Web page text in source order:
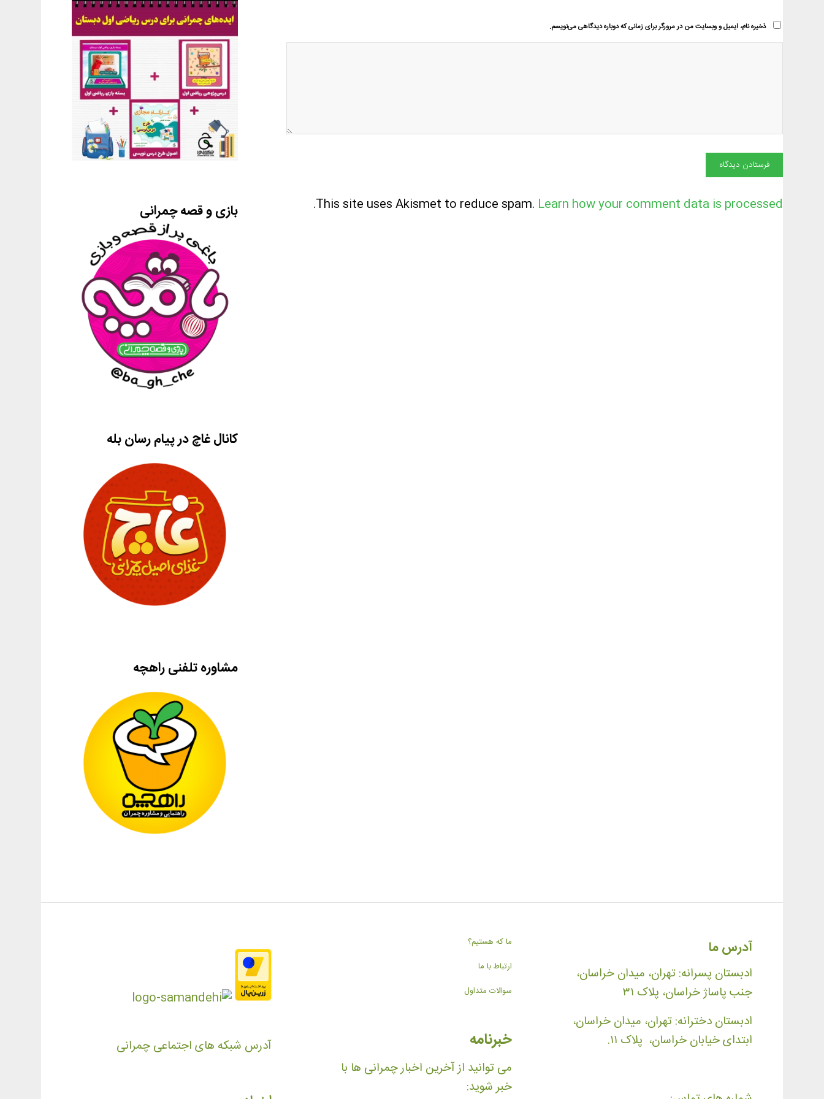
ذخیره نام، ایمیل و وبسایت من در مرورگر برای زمانی که دوباره دیدگاهی می‌نویسم.
This site uses Akismet to reduce spam. Learn how your comment data is processed
. بازی و قصه چمرانی
کانال غاچ در پیام رسان بله
مشاوره تلفنی راهچه
آدرس ما
ادبستان پسرانه: تهران، میدان خراسان،
جنب پاساژ خراسان، پلاک ۳۱
ادبستان دخترانه: تهران، میدان خراسان،
ابتدای خیابان خراسان، پلاک ۱۱.
ما که هستیم؟
ارتباط با ما
سوالات متداول
خبرنامه
می توانید از آخرین اخبار چمرانی ها با
خبر شوید:
آدرس شبکه های اجتماعی چمرانی